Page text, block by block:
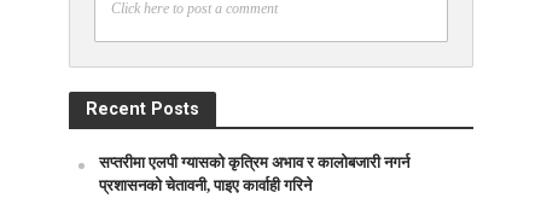
Click here to post a comment
Recent Posts
सप्तरीमा एलपी ग्यासको कृत्रिम अभाव र कालोबजारी नगर्न
प्रशासनको चेतावनी, पाइए कार्वाही गरिने